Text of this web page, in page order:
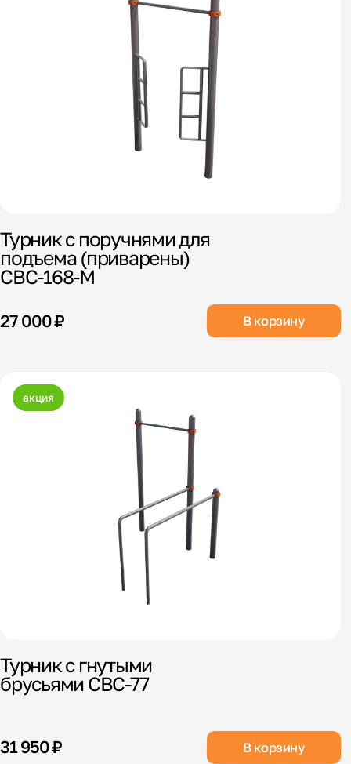
Турник с поручнями для
подъема (приварены)
СВС-168-М
27 000 ₽ В корзину
акция
Турник с гнутыми
брусьями СВС-77
31 950 ₽ В корзину